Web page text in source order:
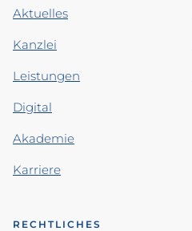
Aktuelles
Kanzlei
Leistungen
Digital
Akademie
Karriere
RECHTLICHES